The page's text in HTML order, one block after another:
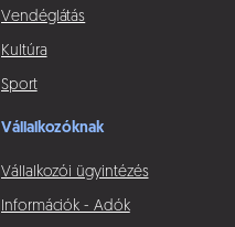
Vendéglátás
Kultúra
Sport
Vállalkozóknak
Vállalkozói ügyintézés
Információk - Adók